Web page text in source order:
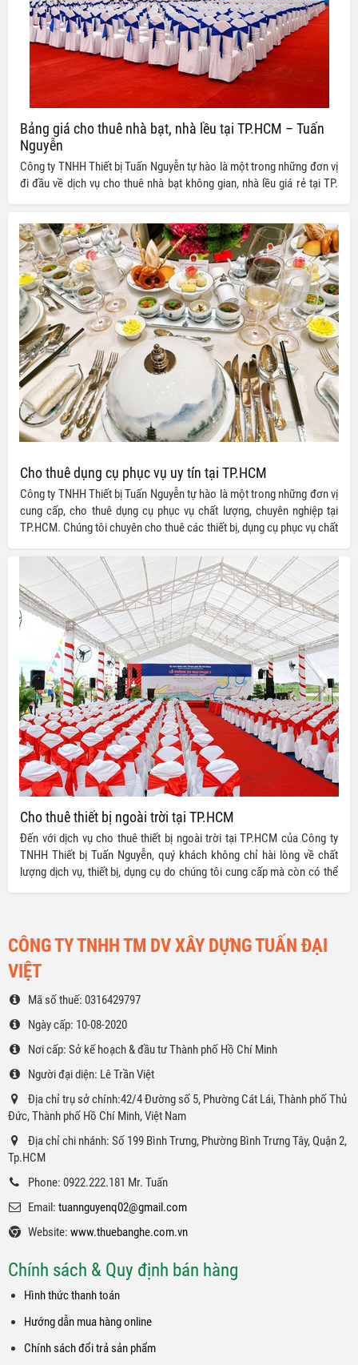
Bảng giá cho thuê nhà bạt, nhà lều tại TP.HCM – Tuấn
Nguyễn
Công ty TNHH Thiết bị Tuấn Nguyễn tự hào là một trong những đơn vị
đi đầu về dịch vụ cho thuê nhà bạt không gian, nhà lều giá rẻ tại TP.
cho quý khách hàng những trải nghiệm tốt nhất khi thực hiện công tác
tổ chức các sự kiện và chương trình.
Cho thuê dụng cụ phục vụ uy tín tại TP.HCM
Công ty TNHH Thiết bị Tuấn Nguyễn tự hào là một trong những đơn vị
cung cấp, cho thuê dụng cụ phục vụ chất lượng, chuyên nghiệp tại
TP.HCM. Chúng tôi chuyên cho thuê các thiết bị, dụng cụ phục vụ chất
sự kiện được tổ chức tại gia, nhà hàng hay ở nhiều địa điểm với những
tính chất và quy mô khác nhau tùy theo ý muốn của khách hàng.
Cho thuê thiết bị ngoài trời tại TP.HCM
Đến với dịch vụ cho thuê thiết bị ngoài trời tại TP.HCM của Công ty
TNHH Thiết bị Tuấn Nguyễn, quý khách không chỉ hài lòng về chất
lượng dịch vụ, thiết bị, dụng cụ do chúng tôi cung cấp mà còn có thể
kiện nhờ vào giá thành ưu đãi mà chúng tôi cung cấp.
CÔNG TY TNHH TM DV XÂY DỰNG TUẤN ĐẠI
VIỆT
Mã số thuế: 0316429797
Ngày cấp: 10-08-2020
Nơi cấp: Sở kế hoạch & đầu tư Thành phố Hồ Chí Minh
Người đại diện: Lê Trần Việt
Địa chỉ trụ sở chính:42/4 Đường số 5, Phường Cát Lái, Thành phố Thủ
Đức, Thành phố Hồ Chí Minh, Việt Nam
Địa chỉ chi nhánh: Số 199 Bình Trưng, Phường Bình Trưng Tây, Quận 2,
Tp.HCM
Phone: 0922.222.181 Mr. Tuấn
Email: tuannguyenq02@gmail.com
Website: www.thuebanghe.com.vn
Chính sách & Quy định bán hàng
Hình thức thanh toán
Hướng dẫn mua hàng online
Chính sách đổi trả sản phẩm